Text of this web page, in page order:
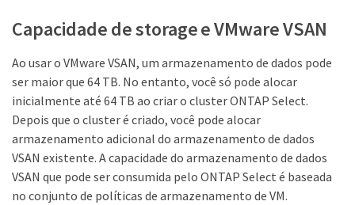
Capacidade de storage e VMware VSAN
Ao usar o VMware VSAN, um armazenamento de dados pode
ser maior que 64 TB. No entanto, você só pode alocar
inicialmente até 64 TB ao criar o cluster ONTAP Select.
Depois que o cluster é criado, você pode alocar
armazenamento adicional do armazenamento de dados
VSAN existente. A capacidade do armazenamento de dados
VSAN que pode ser consumida pelo ONTAP Select é baseada
no conjunto de políticas de armazenamento de VM.